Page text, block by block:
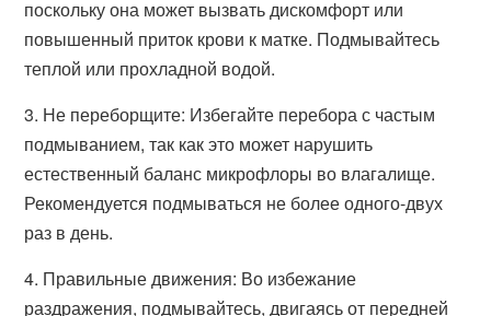
поскольку она может вызвать дискомфорт или
повышенный приток крови к матке. Подмывайтесь
теплой или прохладной водой.
3. Не переборщите: Избегайте перебора с частым
подмыванием, так как это может нарушить
естественный баланс микрофлоры во влагалище.
Рекомендуется подмываться не более одного-двух
раз в день.
4. Правильные движения: Во избежание
раздражения, подмывайтесь, двигаясь от передней